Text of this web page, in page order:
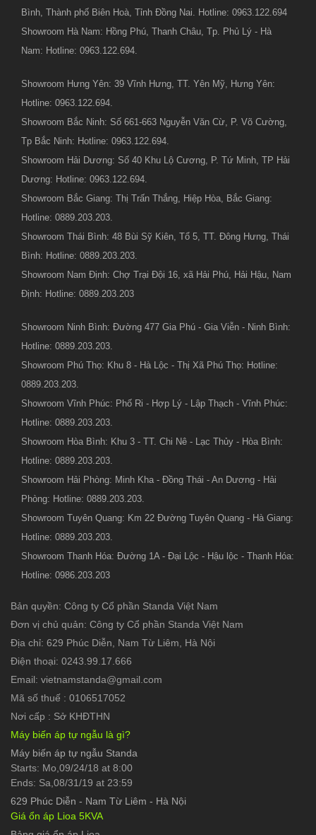
Bình, Thành phố Biên Hoà, Tỉnh Đồng Nai. Hotline: 0963.122.694
Showroom Hà Nam: Hồng Phú, Thanh Châu, Tp. Phủ Lý - Hà
Nam: Hotline: 0963.122.694.
Showroom Hưng Yên: 39 Vĩnh Hưng, TT. Yên Mỹ, Hưng Yên:
Hotline: 0963.122.694.
Showroom Bắc Ninh: Số 661-663 Nguyễn Văn Cừ, P. Võ Cường,
Tp Bắc Ninh: Hotline: 0963.122.694.
Showroom Hải Dương: Số 40 Khu Lộ Cương, P. Tứ Minh, TP Hải
Dương: Hotline: 0963.122.694.
Showroom Bắc Giang: Thị Trấn Thắng, Hiệp Hòa, Bắc Giang:
Hotline: 0889.203.203.
Showroom Thái Bình: 48 Bùi Sỹ Kiên, Tổ 5, TT. Đông Hưng, Thái
Bình: Hotline: 0889.203.203.
Showroom Nam Định: Chợ Trại Đội 16, xã Hải Phú, Hải Hậu, Nam
Định: Hotline: 0889.203.203
Showroom Ninh Bình: Đường 477 Gia Phú - Gia Viễn - Ninh Bình:
Hotline: 0889.203.203.
Showroom Phú Thọ: Khu 8 - Hà Lộc - Thị Xã Phú Thọ: Hotline:
0889.203.203.
Showroom Vĩnh Phúc: Phố Ri - Hợp Lý - Lập Thạch - Vĩnh Phúc:
Hotline: 0889.203.203.
Showroom Hòa Bình: Khu 3 - TT. Chi Nê - Lạc Thủy - Hòa Bình:
Hotline: 0889.203.203.
Showroom Hải Phòng: Minh Kha - Đồng Thái - An Dương - Hải
Phòng: Hotline: 0889.203.203.
Showroom Tuyên Quang: Km 22 Đường Tuyên Quang - Hà Giang:
Hotline: 0889.203.203.
Showroom Thanh Hóa: Đường 1A - Đại Lộc - Hậu lộc - Thanh Hóa:
Hotline: 0986.203.203
Bản quyền: Công ty Cổ phần Standa Việt Nam
Đơn vị chủ quản: Công ty Cổ phần Standa Việt Nam
Địa chỉ: 629 Phúc Diễn, Nam Từ Liêm, Hà Nội
Điện thoại: 0243.99.17.666
Email: vietnamstanda@gmail.com
Mã số thuế : 0106517052
Nơi cấp : Sở KHĐTHN
Máy biến áp tự ngẫu là gì?
Máy biến áp tự ngẫu Standa
Starts: Mo,09/24/18 at 8:00
Ends: Sa,08/31/19 at 23:59
629 Phúc Diễn - Nam Từ Liêm - Hà Nội
Giá ổn áp Lioa 5KVA